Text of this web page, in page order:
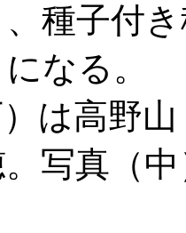
種子付
なる。
は高野
写真（